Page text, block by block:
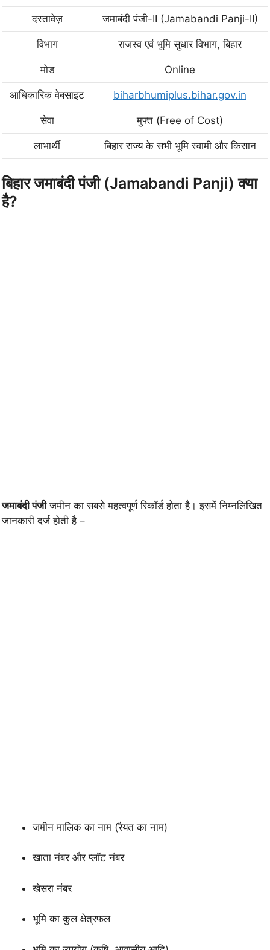
दस्तावेज़ जमाबंदी पंजी-II (Jamabandi Panji-II)
विभाग राजस्व एवं भूमि सुधार विभाग, बिहार
मोड Online
आधिकारिक वेबसाइट biharbhumiplus.bihar.gov.in
सेवा मुफ्त (Free of Cost)
लाभार्थी बिहार राज्य के सभी भूमि स्वामी और किसान
बिहार जमाबंदी पंजी (Jamabandi Panji) क्या
है?
जमाबंदी पंजीजमीन का सबसे महत्वपूर्ण रिकॉर्ड होता है। इसमें निम्नलिखित
जानकारी दर्ज होती है –
जमीन मालिक का नाम (रैयत का नाम)
खाता नंबर और प्लॉट नंबर
खेसरा नंबर
भूमि का कुल क्षेत्रफल